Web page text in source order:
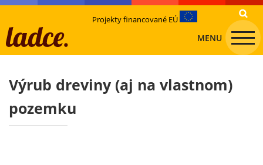
Projekty financované EÚ
MENU
Výrub dreviny (aj na vlastnom)
pozemku